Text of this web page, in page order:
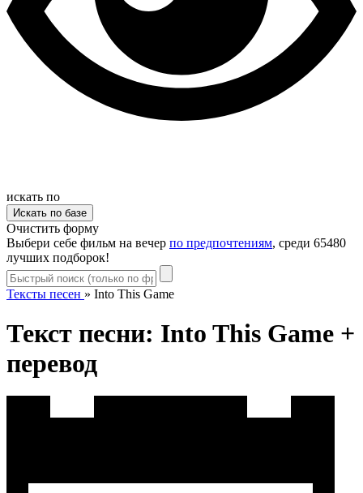
искать по
Очистить форму
Выбери себе фильм на вечер по предпочтениям, среди 65480
лучших подборок!
Тексты песен » Into This Game
Текст песни: Into This Game +
перевод